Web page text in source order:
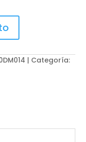
Categoría: